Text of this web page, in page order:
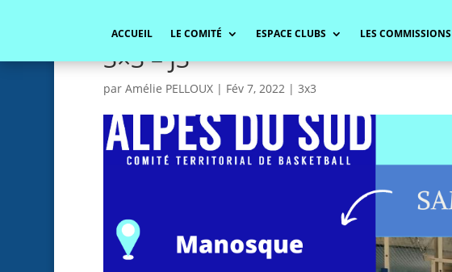
ACCUEIL LE COMITÉ ESPACE CLUBS LES COMMISSIONS
3×3 – J3
par Amélie PELLOUX| Fév 7, 2022| 3x3